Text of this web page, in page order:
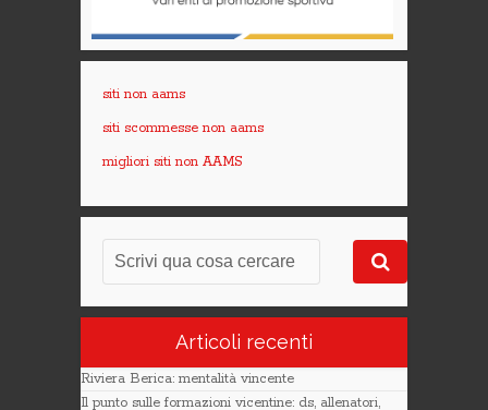
siti non aams
siti scommesse non aams
migliori siti non AAMS
Articoli recenti
Riviera Berica: mentalità vincente
Il punto sulle formazioni vicentine: ds, allenatori,